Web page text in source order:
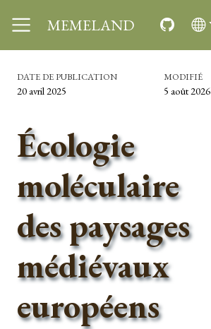
MEMELAND
DATE DE PUBLICATION
20 avril 2025
MODIFIÉ
5 août 2026
Écologie
moléculaire
des paysages
médiévaux
européens